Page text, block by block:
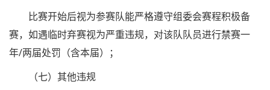
比赛开始后视为参赛队能严格遵守组委会赛程积极备
赛，如遇临时弃赛视为严重违规，对该队队员进行禁赛一
年/两届处罚（含本届）；
（七）其他违规